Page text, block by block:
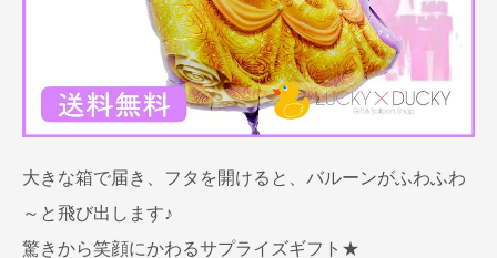
大きな箱で届き、フタを開けると、バルーンがふわふわ
～と飛び出します♪
驚きから笑顔にかわるサプライズギフト★